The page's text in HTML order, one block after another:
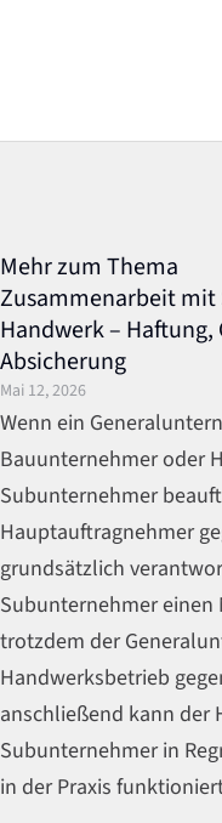
Mehr zum Thema
Zusammenarbeit
Handwerk –
Absicherung
Mai 12, 2026
Wenn ein
Bauunternehmer oder
Subunternehmer
Hauptauftragnehmer
grundsätzlich
Subunternehmer
trotzdem der
Handwerksbetrieb
anschließend kann der
Subunternehmer in
in der Praxis